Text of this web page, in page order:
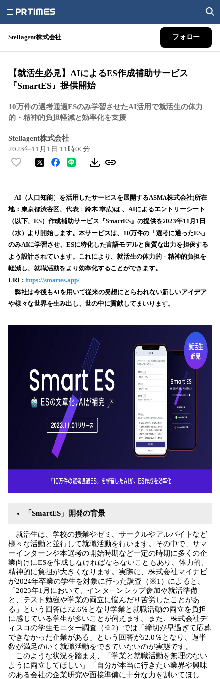
Stellagent株式会社 フォロー
【就活生必見】AIによるES作成補助サービス
『SmartES』提供開始
10万件の選考通過ESのみ学習させたAI活用で就活生の体力
的・精神的負担軽減と効率化を支援
Stellagent株式会社
2023年11月1日 11時00分
い
！
数
を
読
み
込
み
中
で
す
AI（人口知能）を活用したサービスを展開するASMA株式会社(所在
地：東京都渋谷区、代表：鈴木 章広)は 、AIによるエントリーシート
（以下、ES）作成補助サービス『SmartES』の提供を2023年11月1日
（水）より開始します。本サービスは、10万件の「選考に通ったES」
のみAIに学習させ、ESに特化した言語モデルと良質な出力を担保する
よう設計されています。これにより、就活生の体力的・精神的負担を
軽減し、就職活動をより効率化することができます。
URL: https://smartes.app/
弊社は今後もAIを用いて従来の発想にとらわれない新しいアイデア
や様々な世界を生み出し、世の中に貢献してまいります。
「SmartES」開発の背景
就活生は、学校の授業やゼミ、サークルやアルバイトなど
様々な活動と並行して就職活動を行います。その中で、サマ
ーインターンや本選考の開始時期など一定の時期に多くの企
業向けにESを作成しなければならないこともあり、体力的、
精神的に負担が大きくなります。実際に、株式会社マイナビ
が2024年卒業の学生を対象に行った調査（※1）によると、
「2023年1月において、インターンシップ参加や就活準備
と、テスト勉強や学業の両立に悩んだり苦労したことがあ
る」という回答は72.6％となり学業と就職活動の両立を負担
に感じている学生が多いことが伺えます。また、株式会社デ
ィスコの学生モニター調査（※2）では「締切が早過ぎて応募
できなかった企業がある」という回答が52.0％となり、過半
数が満足のいく就職活動をできていないのが実態です。
このような状況を踏まえ、「学業と就職活動を無理のない
ように両立してほしい」「自分が本当に行きたい業界や興味
のある会社の企業研究や面接準備に十分な力を割いてほし